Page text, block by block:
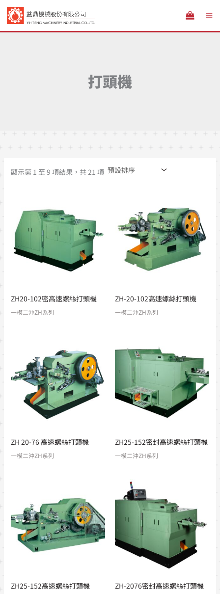
主
打頭機
顯示第 1 至 9 項結果，共 21 項
ZH20-102密高速螺絲打頭機
一模二沖ZH系列
ZH-20-102高速螺絲打頭機
一模二沖ZH系列
ZH 20-76 高速螺絲打頭機
一模二沖ZH系列
ZH25-152密封高速螺絲打頭機
一模二沖ZH系列
ZH25-152高速螺絲打頭機 ZH-2076密封高速螺絲打頭機